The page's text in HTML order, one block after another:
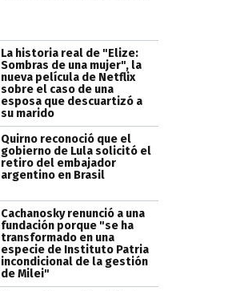
La historia real de "Elize:
Sombras de una mujer", la
nueva película de Netflix
sobre el caso de una
esposa que descuartizó a
su marido
Quirno reconoció que el
gobierno de Lula solicitó el
retiro del embajador
argentino en Brasil
Cachanosky renunció a una
fundación porque "se ha
transformado en una
especie de Instituto Patria
incondicional de la gestión
de Milei"